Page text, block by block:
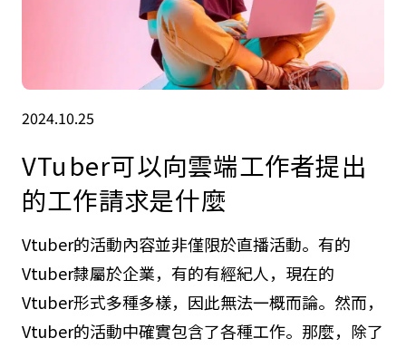
2024.10.25
VTuber可以向雲端工作者提出
的工作請求是什麼
Vtuber的活動內容並非僅限於直播活動。有的
Vtuber隸屬於企業，有的有經紀人，現在的
Vtuber形式多種多樣，因此無法一概而論。然而，
Vtuber的活動中確實包含了各種工作。那麼，除了